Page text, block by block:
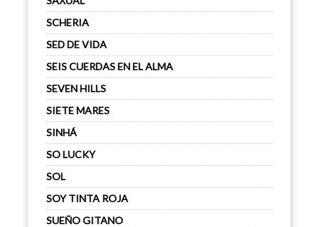
SCHERIA
SED DE VIDA
SEIS CUERDAS EN EL ALMA
SEVEN HILLS
SIETE MARES
SINHÁ
SO LUCKY
SOL
SOY TINTA ROJA
SUEÑO GITANO